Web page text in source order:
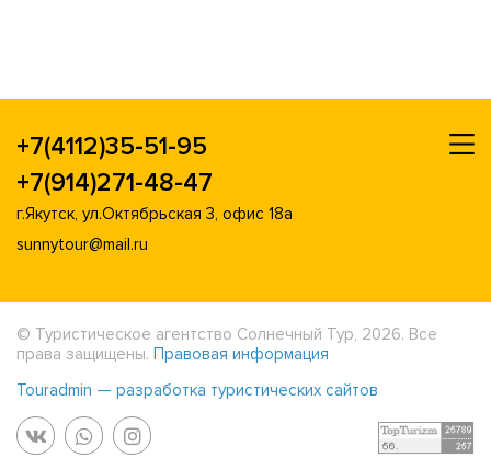
+7(4112)35-51-95
+7(914)271-48-47
г.Якутск, ул.Октябрьская 3, офис 18а
sunnytour@mail.ru
© Туристическое агентство Солнечный Тур, 2026. Все
права защищены. Правовая информация
Touradmin — разработка туристических сайтов